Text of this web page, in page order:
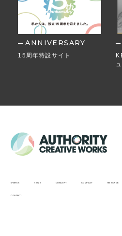
ANNIVERSARY
15周年特設サイト
WORKS NEWS CONCEPT COMPANY MESSAGE
CONTACT